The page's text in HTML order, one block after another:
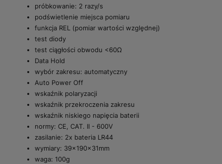
próbkowanie: 2 razy/s
podświetlenie miejsca pomiaru
funkcja REL (pomiar wartości względnej)
test diody
test ciągłości obwodu <60Ω
Data Hold
wybór zakresu: automatyczny
Auto Power Off
wskaźnik polaryzacji
wskaźnik przekroczenia zakresu
wskaźnik niskiego napięcia baterii
normy: CE, CAT. II - 600V
zasilanie: 2x bateria LR44
wymiary: 39x190x31mm
waga: 100g